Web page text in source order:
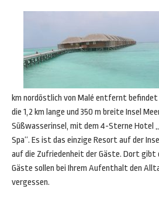
km nordöstlich von Malé entfernt befindet
die 1,2 km lange und 350 m breite Insel
Süßwasserinsel, mit dem 4-Sterne Hotel
Spa“. Es ist das einzige Resort auf der
auf die Zufriedenheit der Gäste. Dort gibt
Gäste sollen bei Ihrem Aufenthalt den
vergessen.